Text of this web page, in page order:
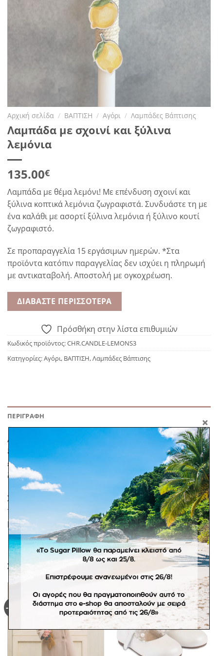
Αρχική σελίδα / ΒΑΠΤΙΣΗ / Αγόρι / Λαμπάδες Βάπτισης
Λαμπάδα με σχοινί και ξύλινα
λεμόνια
135.00€
Λαμπάδα με θέμα λεμόνι! Με επένδυση σχοινί και
ξύλινα κοπτικά λεμόνια ζωγραφιστά. Συνδυάστε τη με
ένα καλάθι με ασορτί ξύλινα λεμόνια ή ξύλινο κουτί
ζωγραφιστό.
Σε προπαραγγελία 15 εργάσιμων ημερών. *Στα
προϊόντα κατόπιν παραγγελίας δεν ισχύει η πληρωμή
με αντικαταβολή. Αποστολή με ογκοχρέωση.
ΔΙΑΒΆΣΤΕ ΠΕΡΙΣΣΌΤΕΡΑ
Πρόσθήκη στην λίστα επιθυμιών
Κωδικός προϊόντος:CHR.CANDLE-LEMONS3
Κατηγορίες:Αγόρι, ΒΑΠΤΙΣΗ,Λαμπάδες Βάπτισης
ΠΕΡΙΓΡΑΦΉ
Λαμπάδα με θέμα λεμόνι! Με επένδυση σχοινί και
ξύλινα κοπτικά λεμόνια ζωγραφιστά. Συνδυάστε τη με
ένα καλάθι με ασορτί ξύλινα λεμόνια ή ξύλινο κουτί
ζωγραφιστό.
Σε προπαραγγελία 15 εργάσιμων ημερών. *Στα
προϊόντα κατόπιν παραγγελίας δεν ισχύει η πληρωμή
με αντικαταβολή. Αποστολή με ογκοχρέωση.
ΣΧΕΤΙΚΆ ΠΡΟΪΌΝΤΑ
-40%
Πρόσθήκη
στην
λίστα
επιθυμιών
-35%
Πρόσθήκη
λίστα
επιθυμιών